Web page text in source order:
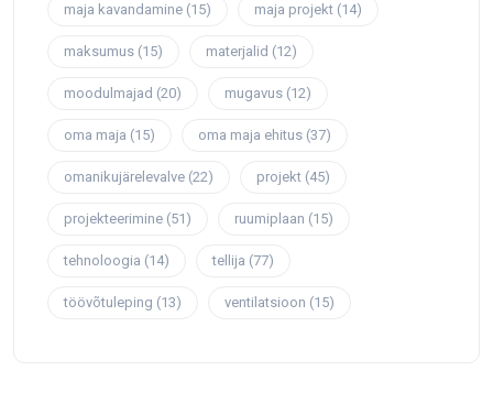
maja kavandamine (15) maja projekt (14)
maksumus (15) materjalid (12)
moodulmajad (20) mugavus (12)
oma maja (15) oma maja ehitus (37)
omanikujärelevalve (22) projekt (45)
projekteerimine (51) ruumiplaan (15)
tehnoloogia (14) tellija (77)
töövõtuleping (13) ventilatsioon (15)